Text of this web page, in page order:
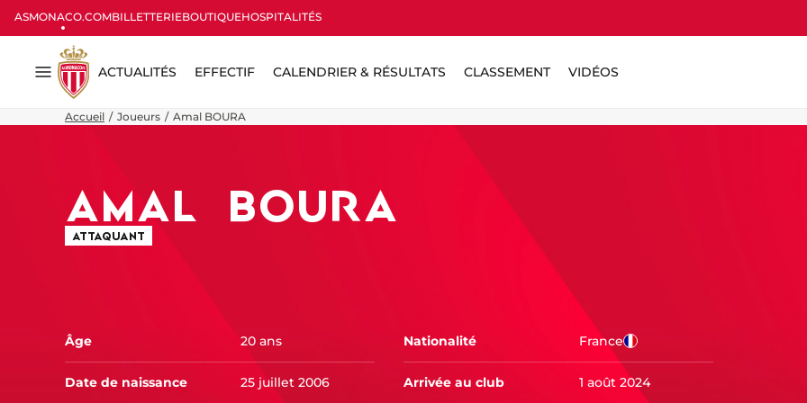
ASMONACO.COMBILLETTERIEBOUTIQUEHOSPITALITÉS
Menu
ACTUALITÉS EFFECTIF CALENDRIER & RÉSULTATS CLASSEMENT VIDÉOS
Accueil Joueurs Amal BOURA
AMAL BOURA
ATTAQUANT
Âge 20 ans
Date de naissance 25 juillet 2006
Nationalité France
Arrivée au club 1 août 2024